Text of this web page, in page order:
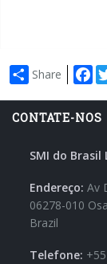
Share
CONTATE-NOS
SMI do Brasil
Endereço: Av
06278-010
Brazil
Telefone: